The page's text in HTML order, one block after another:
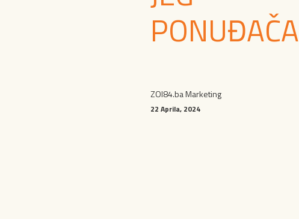
PONUĐAČA
ZOI84.ba Marketing
22 Aprila, 2024